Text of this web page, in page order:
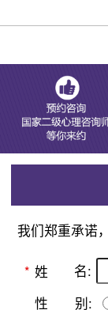
我们郑重承诺
* 姓 名:
性 别: